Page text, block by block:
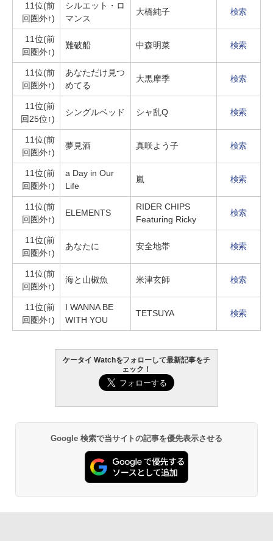
11位(前
回圏外↑)
シルエット・ロ
マンス
大橋純子 検索
11位(前
回圏外↑)
難破船 中森明菜 検索
11位(前
回圏外↑)
あなただけ見つ
めてる
大黒摩季 検索
11位(前
回25位↑)
シングルベッド シャ乱Q 検索
11位(前
回圏外↑)
夢見酒 真咲よう子 検索
11位(前
回圏外↑)
a Day in Our
Life
嵐 検索
11位(前
回圏外↑)
ELEMENTS
RIDER CHIPS
Featuring Ricky
検索
11位(前
回圏外↑)
あなたに 安全地帯 検索
11位(前
回圏外↑)
海と山椒魚 米津玄師 検索
11位(前
回圏外↑)
I WANNA BE
WITH YOU
TETSUYA 検索
ケータイ Watchをフォローして最新記事をチ
ェック！
Google 検索で当サイトの記事を優先表示させる